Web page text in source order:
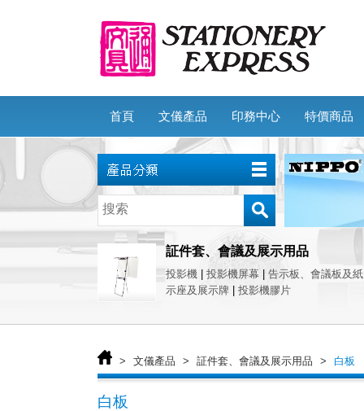
首頁 文儀產品 印務中心 特價商品
証件套、會議及展示用品
投影機 投影機屏幕 告示板、會議板及紙
示座及展示牌
投影機膠片
> 文儀產品 > 証件套、會議及展示用品 > 白板
白板